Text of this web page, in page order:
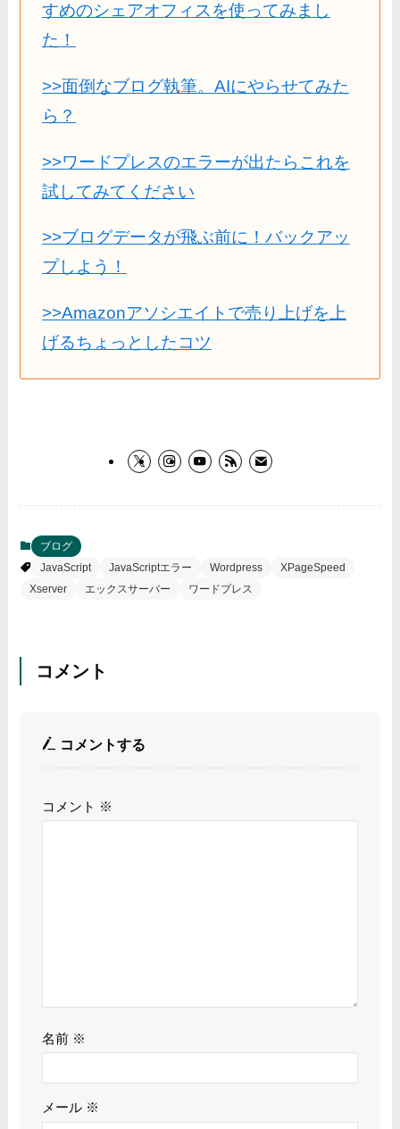
すめのシェアオフィスを使ってみまし
た！
>>面倒なブログ執筆。AIにやらせてみた
ら？
>>ワードプレスのエラーが出たらこれを
試してみてください
>>ブログデータが飛ぶ前に！バックアッ
プしよう！
>>Amazonアソシエイトで売り上げを上
げるちょっとしたコツ
ブログ
JavaScript
JavaScriptエラー Wordpress
XPageSpeed
Xserver
エックスサーバー ワードプレス
コメント
コメントする
コメント ※
名前 ※
メール ※